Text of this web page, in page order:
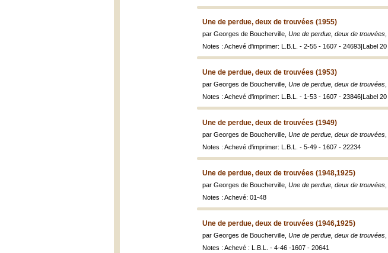
Une de perdue, deux de trouvées (1955)
par Georges de Boucherville, Une de perdue, deux de trouvées
Notes : Achevé d'imprimer: L.B.L. - 2-55 - 1607 - 24693|Label 20
Une de perdue, deux de trouvées (1953)
par Georges de Boucherville, Une de perdue, deux de trouvées
Notes : Achevé d'imprimer: L.B.L. - 1-53 - 1607 - 23846|Label 20
Une de perdue, deux de trouvées (1949)
par Georges de Boucherville, Une de perdue, deux de trouvées
Notes : Achevé d'imprimer: L.B.L. - 5-49 - 1607 - 22234
Une de perdue, deux de trouvées (1948,1925)
par Georges de Boucherville, Une de perdue, deux de trouvées
Notes : Achevé: 01-48
Une de perdue, deux de trouvées (1946,1925)
par Georges de Boucherville, Une de perdue, deux de trouvées
Notes : Achevé : L.B.L. - 4-46 -1607 - 20641